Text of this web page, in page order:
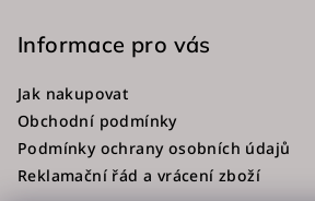
Informace pro vás
Jak nakupovat
Obchodní podmínky
Podmínky ochrany osobních údajů
Reklamační řád a vrácení zboží